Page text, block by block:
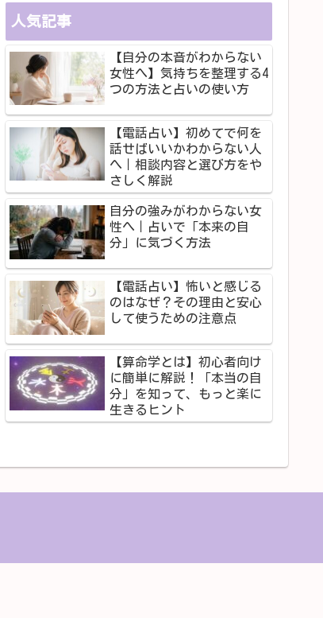
人気記事
【自分の本音がわからない
女性へ】気持ちを整理する4
つの方法と占いの使い方
【電話占い】初めてで何を
話せばいいかわからない人
へ｜相談内容と選び方をや
さしく解説
自分の強みがわからない女
性へ｜占いで「本来の自
分」に気づく方法
【電話占い】怖いと感じる
のはなぜ？その理由と安心
して使うための注意点
【算命学とは】初心者向け
に簡単に解説！「本当の自
分」を知って、もっと楽に
生きるヒント